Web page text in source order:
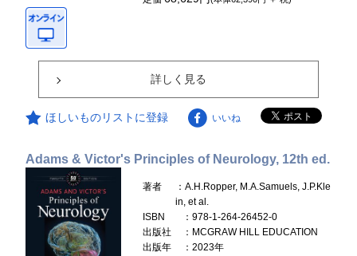
詳しく見る
ほしいものリストに登録 いいね
Adams & Victor's Principles of Neurology, 12th ed.
著者
：A.H.Ropper, M.A.Samuels, J.P.Kle
in, et al.
ISBN
：978-1-264-26452-0
出版社
：MCGRAW HILL EDUCATION
出版年
：2023年